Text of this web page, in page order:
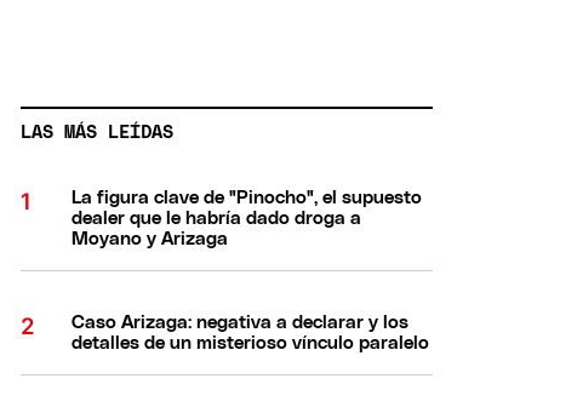
LAS MÁS LEÍDAS
La figura clave de "Pinocho", el supuesto
dealer que le habría dado droga a
Moyano y Arizaga
Caso Arizaga: negativa a declarar y los
detalles de un misterioso vínculo paralelo